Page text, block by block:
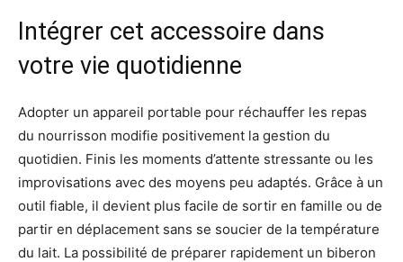
Intégrer cet accessoire dans
votre vie quotidienne
Adopter un appareil portable pour réchauffer les repas
du nourrisson modifie positivement la gestion du
quotidien. Finis les moments d’attente stressante ou les
improvisations avec des moyens peu adaptés. Grâce à un
outil fiable, il devient plus facile de sortir en famille ou de
partir en déplacement sans se soucier de la température
du lait. La possibilité de préparer rapidement un biberon